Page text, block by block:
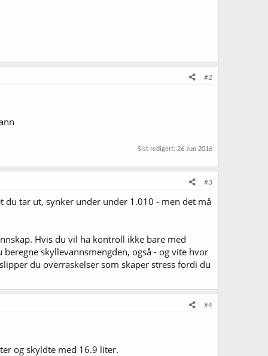
#2
Sist redigert: 26 Jun 2016
#3
du tar ut, synker under under 1.010 - men det må
Hvis du vil ha kontroll ikke bare med
skyllevannsmengden, også - og vite hvor
du overraskelser som skaper stress fordi du
#4
og skyldte med 16.9 liter.